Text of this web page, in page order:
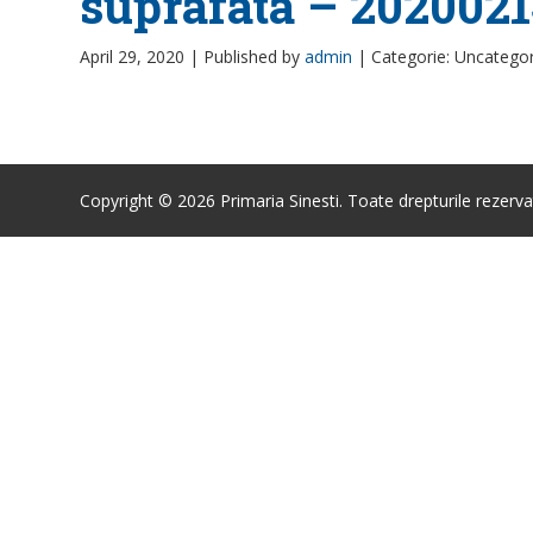
April 29, 2020 | Published by admin | Categorie:
Copyright © 2026 Primaria Sinesti. Toate drepturile